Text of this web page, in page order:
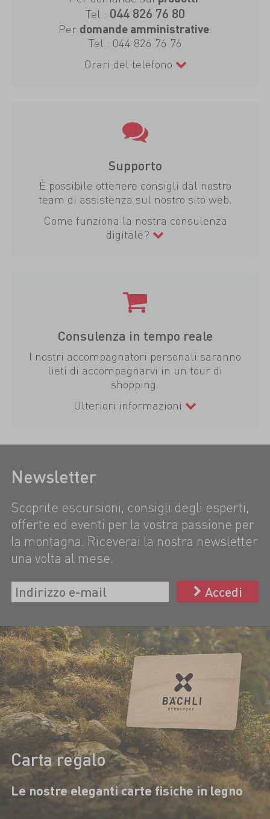
Tel.: 044 826 76 80
Per domande amministrative:
Tel.: 044 826 76 76
Orari del telefono
Supporto
È possibile ottenere consigli dal nostro
team di assistenza sul nostro sito web.
Come funziona la nostra consulenza
digitale?
Consulenza in tempo reale
I nostri accompagnatori personali saranno
lieti di accompagnarvi in un tour di
shopping.
Ulteriori informazioni
Newsletter
Scoprite escursioni, consigli degli esperti,
offerte ed eventi per la vostra passione per
la montagna. Riceverai la nostra newsletter
una volta al mese.
Accedi
Carta regalo
Le nostre eleganti carte fisiche in legno